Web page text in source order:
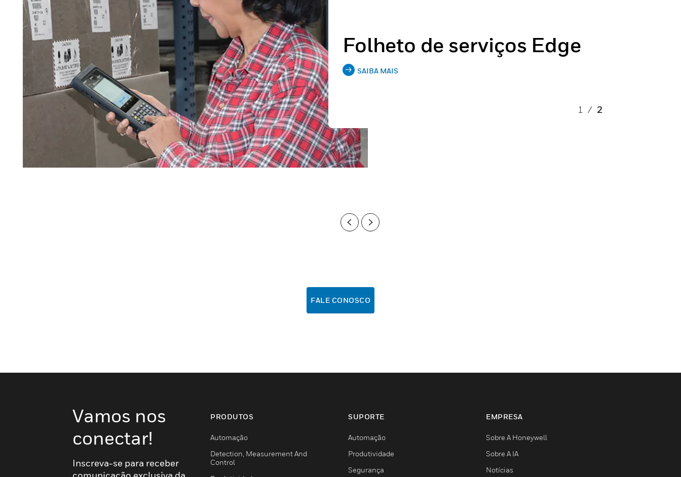
Folheto de serviços Edge
SAIBA MAIS
1 / 2
FALE CONOSCO
Vamos nos
conectar!
Inscreva-se para receber
PRODUTOS
Automação
Detection, Measurement And
Control
SUPORTE
Automação
Produtividade
Segurança
EMPRESA
Sobre A Honeywell
Sobre A IA
Notícias